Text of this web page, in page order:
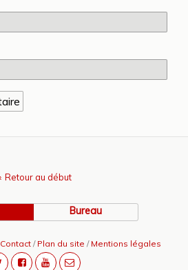
Retour au début
Bureau
Contact/ Plan du site / Mentions légales